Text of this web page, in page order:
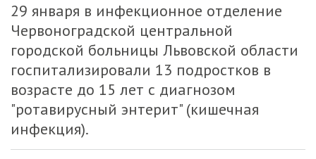
29 января в инфекционное отделение
Червоноградской центральной
городской больницы Львовской области
госпитализировали 13 подростков в
возрасте до 15 лет с диагнозом
"ротавирусный энтерит" (кишечная
инфекция).